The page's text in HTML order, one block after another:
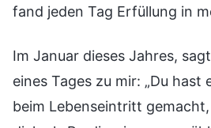
fand jeden Tag Erfüllung in
Im Januar dieses Jahres,
eines Tages zu mir: „Du
beim Lebenseintritt